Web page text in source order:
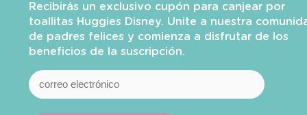
Recibirás un exclusivo cupón para canjear por
toallitas Huggies Disney. Unite a nuestra
de padres felices y comienza a disfrutar de los
beneficios de la suscripción.